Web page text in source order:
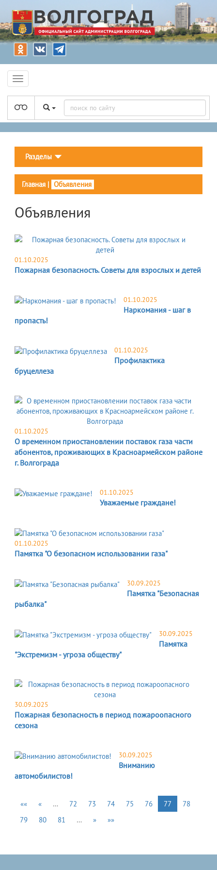
Разделы
Главная | Объявления
Объявления
01.10.2025
Пожарная безопасность. Советы для взрослых и детей
01.10.2025
Наркомания - шаг в
пропасть!
01.10.2025
Профилактика
бруцеллеза
01.10.2025
О временном приостановлении поставок газа части
абонентов, проживающих в Красноармейском районе
г. Волгограда
01.10.2025
Уважаемые граждане!
01.10.2025
Памятка "О безопасном использовании газа"
30.09.2025
Памятка "Безопасная
рыбалка"
30.09.2025
Памятка
"Экстремизм - угроза обществу"
30.09.2025
Пожарная безопасность в период пожароопасного
сезона
30.09.2025
Вниманию
автомобилистов!
«« « … 72 73 74 75 76 77
78
79
80 81 … » »»